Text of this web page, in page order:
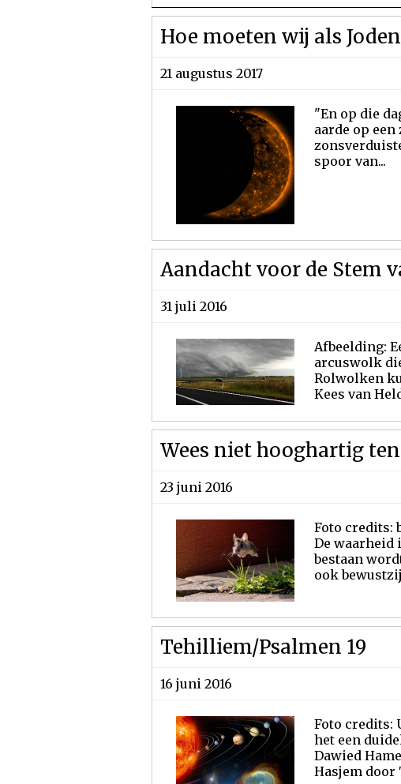
Hoe moeten wij als
21 augustus 2017
"En op die
aarde op
spoor van...
Aandacht voor de Stem
31 juli 2016
Afbeelding:
arcuswolk
Rolwolken
Kees van
Wees niet hooghartig
23 juni 2016
Foto credits:
De waarheid
bestaan
ook
Tehilliem/Psalmen 19
16 juni 2016
Foto credits:
het een
Dawied
Hasjem door